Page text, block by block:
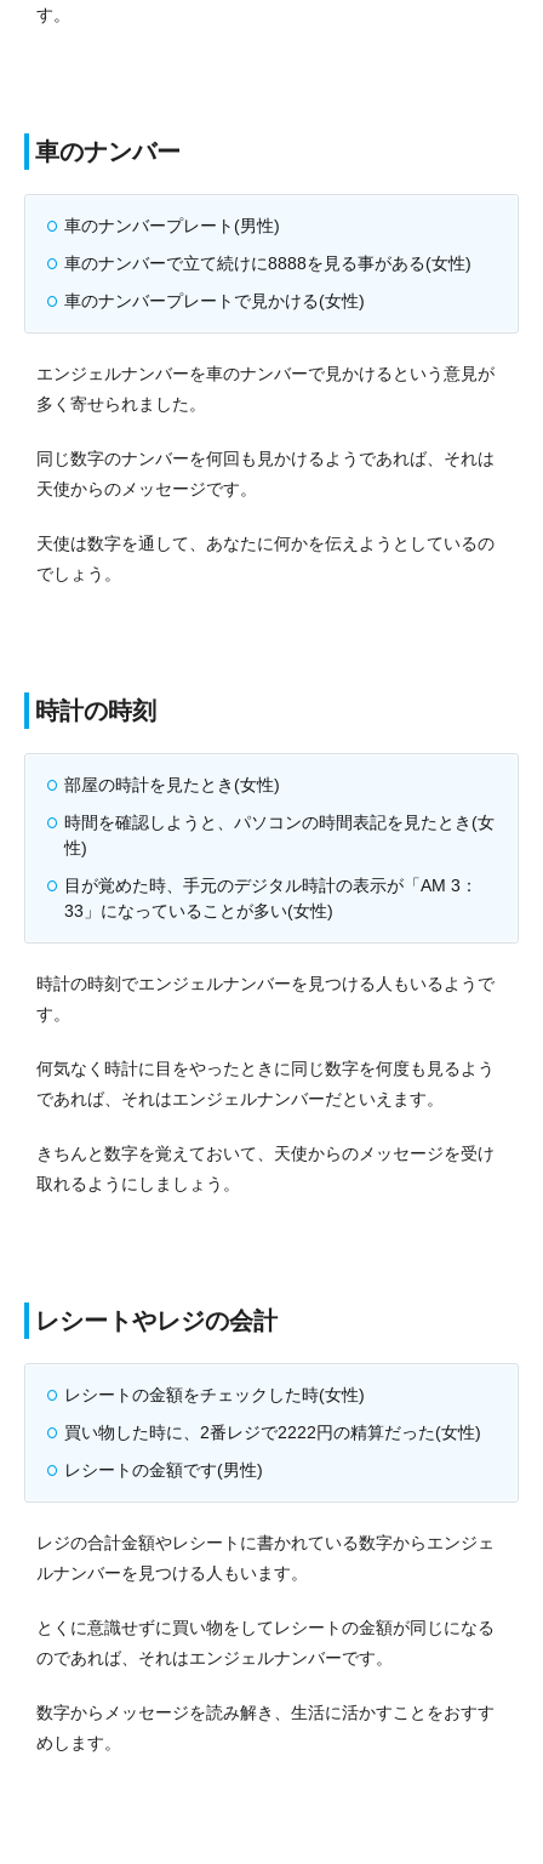
す。
車のナンバー
車のナンバープレート(男性)
車のナンバーで立て続けに8888を見る事がある(女性)
車のナンバープレートで見かける(女性)
エンジェルナンバーを車のナンバーで見かけるという意見が
多く寄せられました。
同じ数字のナンバーを何回も見かけるようであれば、それは
天使からのメッセージです。
天使は数字を通して、あなたに何かを伝えようとしているの
でしょう。
時計の時刻
部屋の時計を見たとき(女性)
時間を確認しようと、パソコンの時間表記を見たとき(女
性)
目が覚めた時、手元のデジタル時計の表示が「AM 3：
33」になっていることが多い(女性)
時計の時刻でエンジェルナンバーを見つける人もいるようで
す。
何気なく時計に目をやったときに同じ数字を何度も見るよう
であれば、それはエンジェルナンバーだといえます。
きちんと数字を覚えておいて、天使からのメッセージを受け
取れるようにしましょう。
レシートやレジの会計
レシートの金額をチェックした時(女性)
買い物した時に、2番レジで2222円の精算だった(女性)
レシートの金額です(男性)
レジの合計金額やレシートに書かれている数字からエンジェ
ルナンバーを見つける人もいます。
とくに意識せずに買い物をしてレシートの金額が同じになる
のであれば、それはエンジェルナンバーです。
数字からメッセージを読み解き、生活に活かすことをおすす
めします。